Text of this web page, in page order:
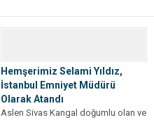
Hemşerimiz Selami Yıldız,
İstanbul Emniyet Müdürü
Olarak Atandı
Aslen Sivas Kangal doğumlu olan ve